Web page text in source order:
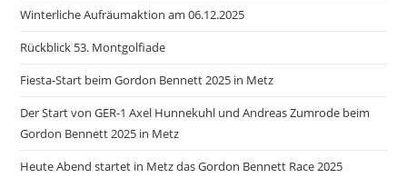
Winterliche Aufräumaktion am 06.12.2025
Rückblick 53. Montgolfiade
Fiesta-Start beim Gordon Bennett 2025 in Metz
Der Start von GER-1 Axel Hunnekuhl und Andreas Zumrode beim
Gordon Bennett 2025 in Metz
Heute Abend startet in Metz das Gordon Bennett Race 2025